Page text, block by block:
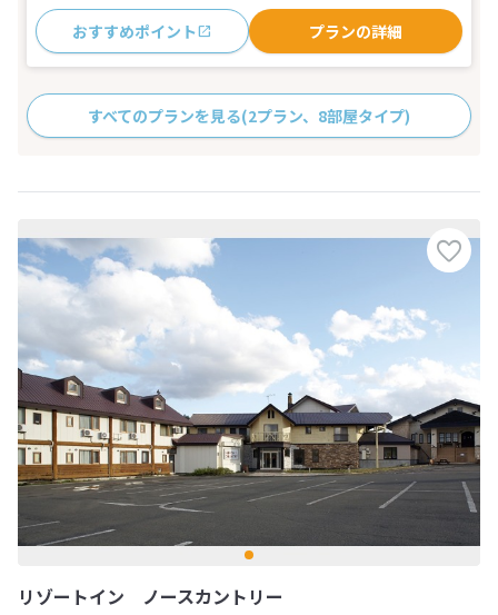
おすすめポイント プランの詳細
すべてのプランを見る(2プラン、8部屋タイプ)
リゾートイン ノースカントリー